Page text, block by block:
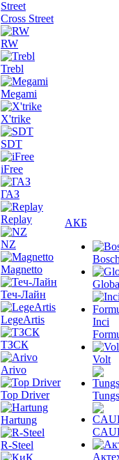
Cross Street
RW
Trebl
Megami
X'trike
SDT
iFree
ГАЗ
Replay
NZ
Magnetto
Теч-Лайн
LegeArtis
ТЗСК
Arivo
Top Driver
Hartung
R-Steel
АКБ
Inci
Volt